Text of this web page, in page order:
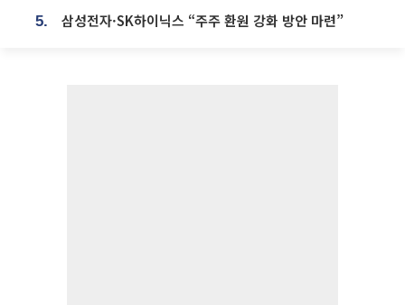
5. 삼성전자·SK하이닉스 “주주 환원 강화 방안 마련”